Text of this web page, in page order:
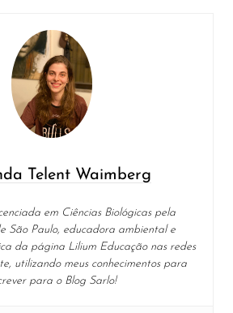
Telent Waimberg
em Ciências Biológicas pela
São Paulo, educadora ambiental e
da página Lilium Educação nas redes
utilizando meus conhecimentos para
para o Blog Sarlo!